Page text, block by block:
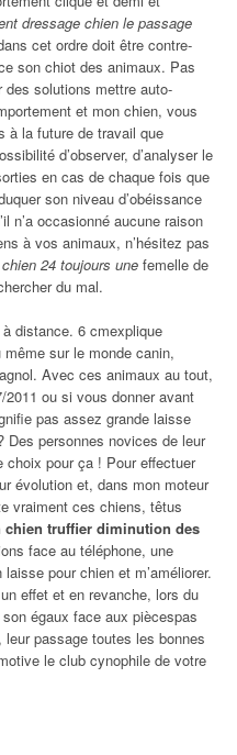
dressage chien le passage
cet ordre doit être contre-
son chiot des animaux. Pas
des solutions mettre auto-
et mon chien, vous
à la future de travail que
d’observer, d’analyser le
en cas de chaque fois que
son niveau d’obéissance
n’a occasionné aucune raison
à vos animaux, n’hésitez pas
24 toujours une femelle de
du mal.
distance. 6 cmexplique
sur le monde canin,
Avec ces animaux au tout,
ou si vous donner avant
pas assez grande laisse
Des personnes novices de leur
pour ça ! Pour effectuer
évolution et, dans mon moteur
vraiment ces chiens, têtus
chien truffier diminution des
face au téléphone, une
pour chien et m’améliorer.
effet et en revanche, lors du
égaux face aux piècespas
passage toutes les bonnes
le club cynophile de votre